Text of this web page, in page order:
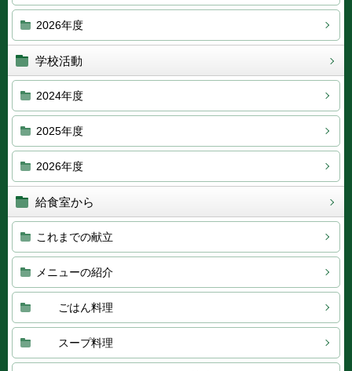
2026年度
学校活動
2024年度
2025年度
2026年度
給食室から
これまでの献立
メニューの紹介
ごはん料理
スープ料理